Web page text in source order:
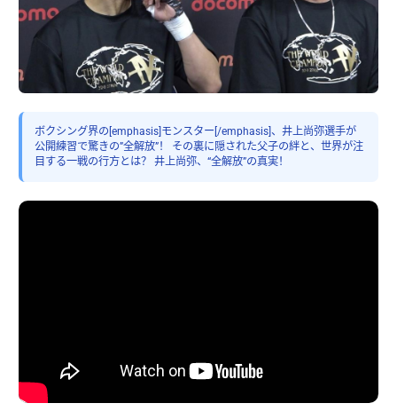
ボクシング界の[emphasis]モンスター[/emphasis]、井上尚弥選手が
公開練習で驚きの”全解放”！ その裏に隠された父子の絆と、世界が注
目する一戦の行方とは？ 井上尚弥、“全解放”の真実！